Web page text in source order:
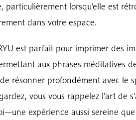
particulièrement lorsqu’elle est
dans votre espace.
est parfait pour imprimer des
aux phrases méditatives
résonner profondément avec le
vous vous rappelez l’art de
expérience aussi sereine